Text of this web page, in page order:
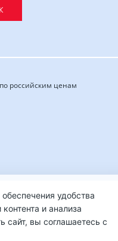
российским ценам
удобства
и анализа
сайт, вы соглашаетесь с